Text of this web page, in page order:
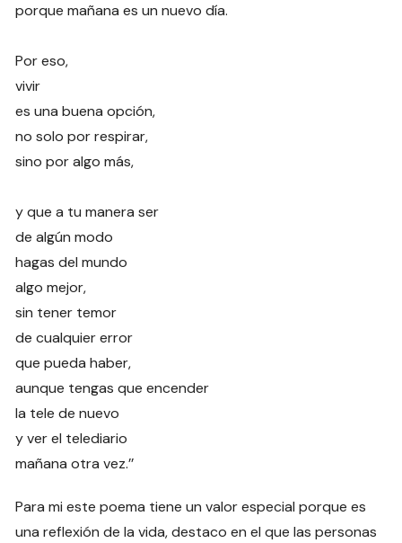
porque mañana es un nuevo día.
Por eso,
vivir
es una buena opción,
no solo por respirar,
sino por algo más,
y que a tu manera ser
de algún modo
hagas del mundo
algo mejor,
sin tener temor
de cualquier error
que pueda haber,
aunque tengas que encender
la tele de nuevo
y ver el telediario
mañana otra vez.’’
Para mi este poema tiene un valor especial porque es
una reflexión de la vida, destaco en el que las personas